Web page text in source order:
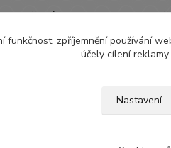
funkčnost, zpříjemnění používání
účely cílení
Nastavení